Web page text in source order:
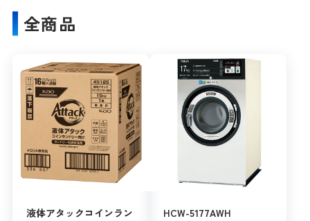
全商品
液体アタックコインラン
HCW-5177AWH